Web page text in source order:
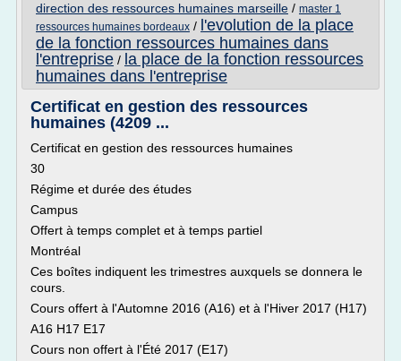
direction des ressources humaines marseille / master 1
ressources humaines bordeaux / l'evolution de la place
de la fonction ressources humaines dans
l'entreprise / la place de la fonction ressources
humaines dans l'entreprise
Certificat en gestion des ressources
humaines (4209 ...
Certificat en gestion des ressources humaines
30
Régime et durée des études
Campus
Offert à temps complet et à temps partiel
Montréal
Ces boîtes indiquent les trimestres auxquels se donnera le
cours.
Cours offert à l'Automne 2016 (A16) et à l'Hiver 2017 (H17)
A16 H17 E17
Cours non offert à l'Été 2017 (E17)